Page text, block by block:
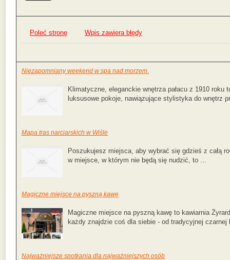
Poleć stronę Wpis zawiera błędy
Niezapomniany weekend w spa nad morzem.
Klimatyczne, eleganckie wnętrza pałacu z 1910
luksusowe pokoje, nawiązujące stylistyka do wnętrz
Mapa tras narciarskich w Wiśle
Poszukujesz miejsca, aby wybrać się gdzieś z całą
w miejsce, w którym nie będą się nudzić, to ...
Magiczne miejsce na pyszną kawę
Magiczne miejsce na pyszną kawę to kawiarnia
każdy znajdzie coś dla siebie - od tradycyjnej czarnej
Najważniejsze spotkania dla najważniejszych osób